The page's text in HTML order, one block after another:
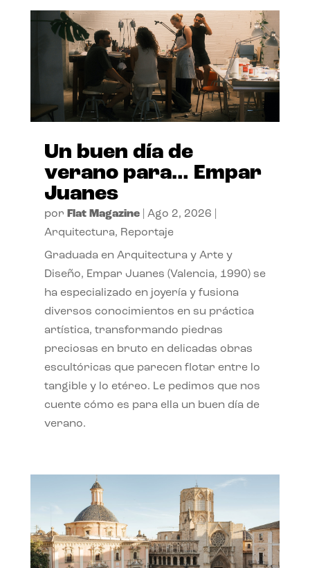
Un buen día de
verano para… Empar
Juanes
por Flat Magazine| Ago 2, 2026
Arquitectura, Reportaje
Graduada en Arquitectura y Arte y
Diseño, Empar Juanes (Valencia, 1990) se
ha especializado en joyería y fusiona
diversos conocimientos en su práctica
artística, transformando piedras
preciosas en bruto en delicadas obras
escultóricas que parecen flotar entre lo
tangible y lo etéreo. Le pedimos que nos
cuente cómo es para ella un buen día de
verano.